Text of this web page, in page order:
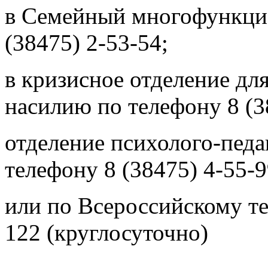
в Семейный
(38475) 2-53-54;
в кризисное отделение
насилию по телефону 8
отделение психолого-
телефону 8 (38475) 4-55-
или по Всероссийскому
122 (круглосуточно)